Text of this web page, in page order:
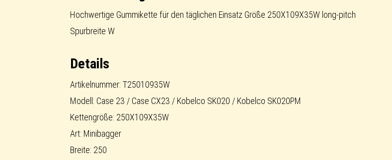
long-
pitch
Hochwertige Gummikette für den täglichen Einsatz Größe 250X109X35W long-pitch
Spurbreite W
Details
Artikelnummer: T25010935W
Modell: Case 23 / Case CX23 / Kobelco SK020 / Kobelco SK020PM
Kettengröße: 250X109X35W
Art: Minibagger
Breite: 250